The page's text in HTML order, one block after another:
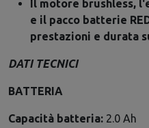
Il motore brushless,
e il pacco batterie
prestazioni e durata
DATI TECNICI
BATTERIA
Capacità batteria: 2.0 Ah